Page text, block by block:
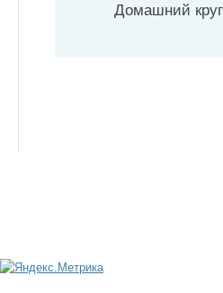
Домашний